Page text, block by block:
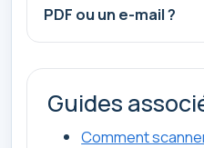
PDF ou un e-mail ?
Guides
Comment